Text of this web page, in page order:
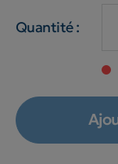
Quantité :